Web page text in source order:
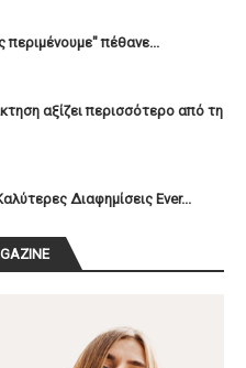
περιμένουμε" πέθανε...
αξίζει περισσότερο από τη
Διαφημίσεις Ever...